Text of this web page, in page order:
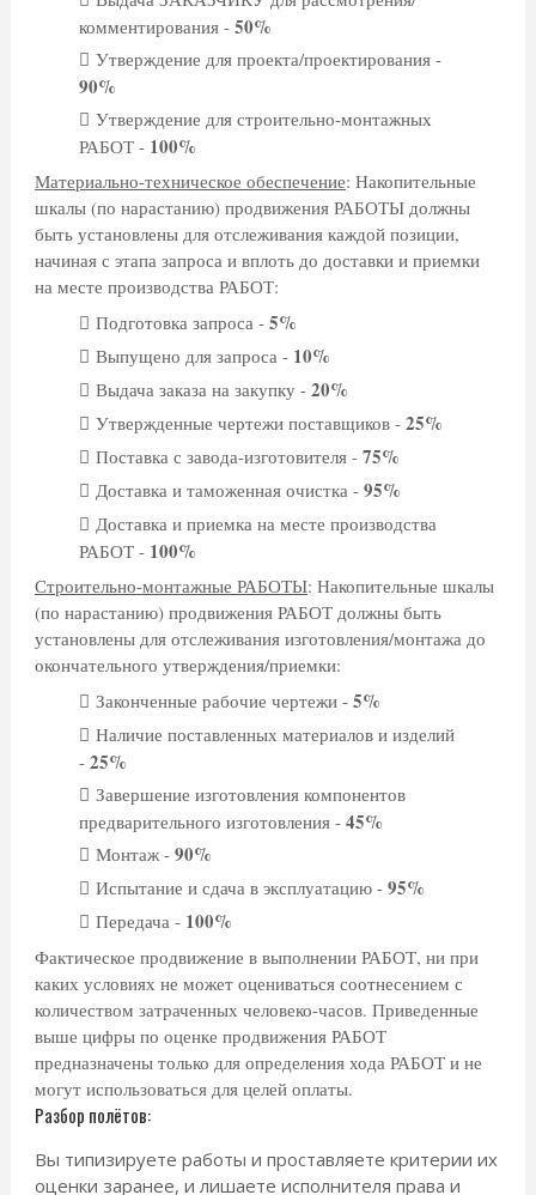
комментирования -50%
Утверждение для проекта/проектирования -
90%
Утверждение для строительно-монтажных
РАБОТ - 100%
Материально-техническое обеспечение: Накопительные
шкалы (по нарастанию) продвижения РАБОТЫ должны
быть установлены для отслеживания каждой позиции,
начиная с этапа запроса и вплоть до доставки и приемки
на месте производства РАБОТ:
Подготовка запроса -5%
Выпущено для запроса - 10%
Выдача заказа на закупку -20%
Утвержденные чертежи поставщиков -25%
Поставка с завода-изготовителя -75%
Доставка и таможенная очистка -95%
Доставка и приемка на месте производства
РАБОТ - 100%
Строительно-монтажные РАБОТЫ: Накопительные шкалы
(по нарастанию) продвижения РАБОТ должны быть
установлены для отслеживания изготовления/монтажа до
окончательного утверждения/приемки:
Законченные рабочие чертежи -5%
Наличие поставленных материалов и изделий
-25%
Завершение изготовления компонентов
предварительного изготовления -45%
Монтаж -90%
Испытание и сдача в эксплуатацию -95%
Передача - 100%
Фактическое продвижение в выполнении РАБОТ, ни при
каких условиях не может оцениваться соотнесением с
количеством затраченных человеко-часов. Приведенные
выше цифры по оценке продвижения РАБОТ
предназначены только для определения хода РАБОТ и не
могут использоваться для целей оплаты.
Разбор полётов:
Вы типизируете работы и проставляете критерии их
оценки заранее, и лишаете исполнителя права и